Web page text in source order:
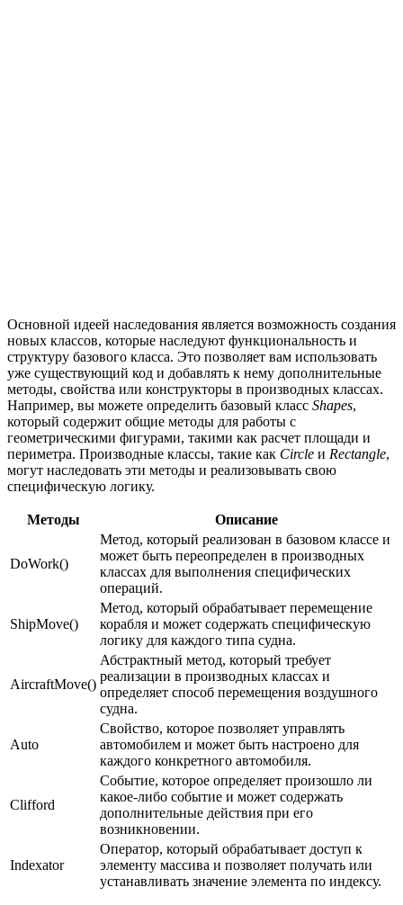
Основной идеей наследования является возможность создания
новых классов, которые наследуют функциональность и
структуру базового класса. Это позволяет вам использовать
уже существующий код и добавлять к нему дополнительные
методы, свойства или конструкторы в производных классах.
Например, вы можете определить базовый класс Shapes,
который содержит общие методы для работы с
геометрическими фигурами, такими как расчет площади и
периметра. Производные классы, такие как Circle и Rectangle,
могут наследовать эти методы и реализовывать свою
специфическую логику.
Методы Описание
DoWork()
Метод, который реализован в базовом классе и
может быть переопределен в производных
классах для выполнения специфических
операций.
ShipMove()
Метод, который обрабатывает перемещение
корабля и может содержать специфическую
логику для каждого типа судна.
AircraftMove()
Абстрактный метод, который требует
реализации в производных классах и
определяет способ перемещения воздушного
судна.
Auto
Свойство, которое позволяет управлять
автомобилем и может быть настроено для
каждого конкретного автомобиля.
Clifford
Событие, которое определяет произошло ли
какое-либо событие и может содержать
дополнительные действия при его
возникновении.
Indexator
Оператор, который обрабатывает доступ к
элементу массива и позволяет получать или
устанавливать значение элемента по индексу.